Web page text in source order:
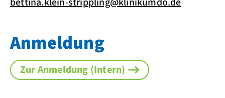
Anmeldung
Zur Anmeldung (Intern)